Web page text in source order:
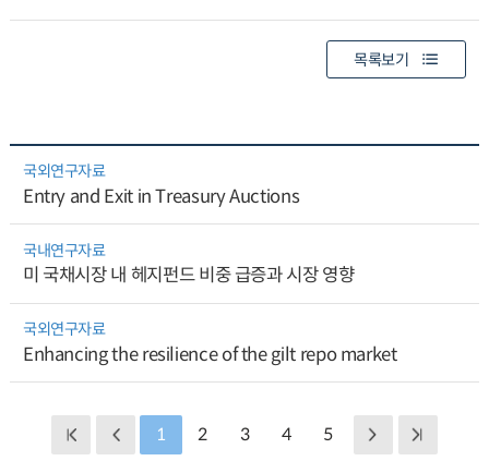
목록보기
국외연구자료
Entry and Exit in Treasury Auctions
국내연구자료
미 국채시장 내 헤지펀드 비중 급증과 시장 영향
국외연구자료
Enhancing the resilience of the gilt repo market
1 2 3 4 5